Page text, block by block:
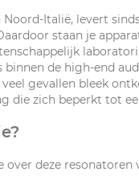
Italië, levert
staan je
de high-end
gevallen bleek
die zich beperkt tot
deze resonatoren